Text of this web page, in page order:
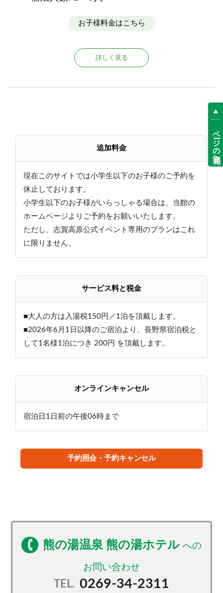
お子様料金はこちら
詳しく見る
追加料金
現在このサイトでは小学生以下のお子様のご予約を
休止しております。
小学生以下のお子様がいらっしゃる場合は、当館の
ホームページよりご予約をお願いいたします。
ただし、志賀高原公式イベント専用のプランはこれ
に限りません。
サービス料と税金
■大人の方は入湯税150円／1泊を頂戴します。
■2026年6月1日以降のご宿泊より、長野県宿泊税と
して1名様1泊につき 200円 を頂戴します。
オンラインキャンセル
宿泊日1日前の午後06時まで
予約照会・予約キャンセル
熊の湯温泉 熊の湯ホテル
TEL. 0269-34-2311
ページの先頭へ